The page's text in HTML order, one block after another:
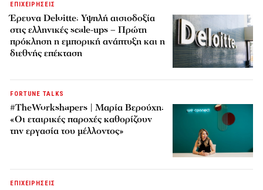
ΕΠΙΧΕΙΡΗΣΕΙΣ
Έρευνα Deloitte: Υψηλή αισιοδοξία
στις ελληνικές scale-ups – Πρώτη
πρόκληση η εμπορική ανάπτυξη και η
διεθνής επέκταση
FORTUNE TALKS
#TheWorkshapers | Μαρία Βερούχη:
«Οι εταιρικές παροχές καθορίζουν
την εργασία του μέλλοντος»
ΕΠΙΧΕΙΡΗΣΕΙΣ